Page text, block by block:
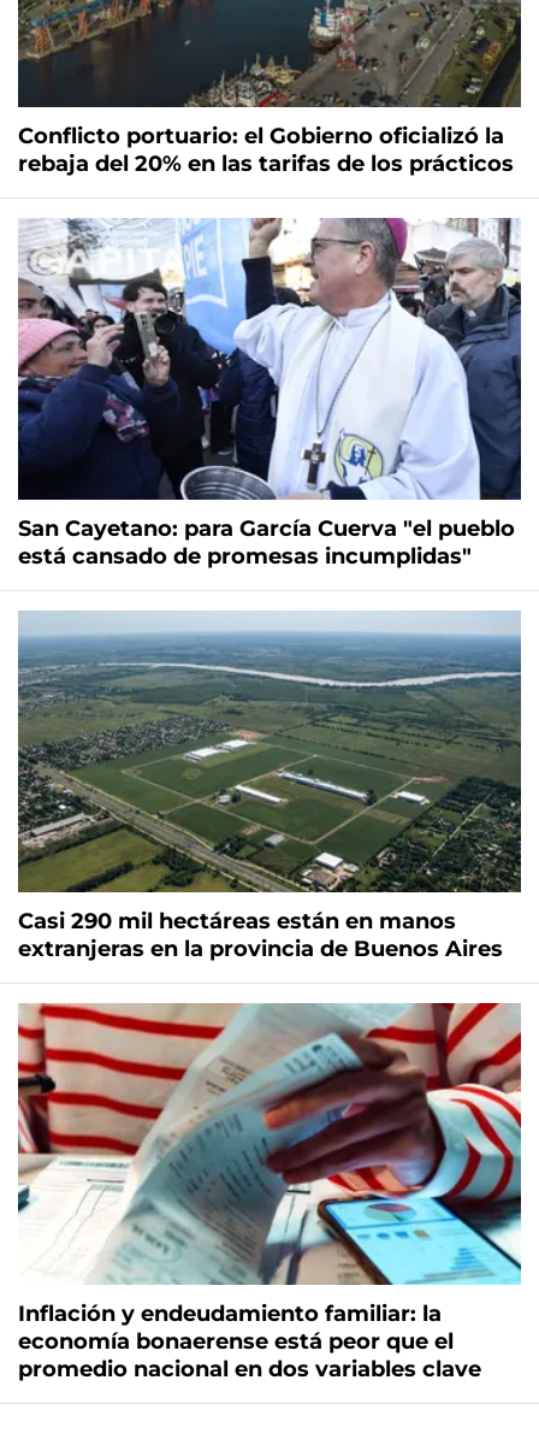
Conflicto portuario: el Gobierno oficializó la
rebaja del 20% en las tarifas de los prácticos
San Cayetano: para García Cuerva "el pueblo
está cansado de promesas incumplidas"
Casi 290 mil hectáreas están en manos
extranjeras en la provincia de Buenos Aires
Inflación y endeudamiento familiar: la
economía bonaerense está peor que el
promedio nacional en dos variables clave